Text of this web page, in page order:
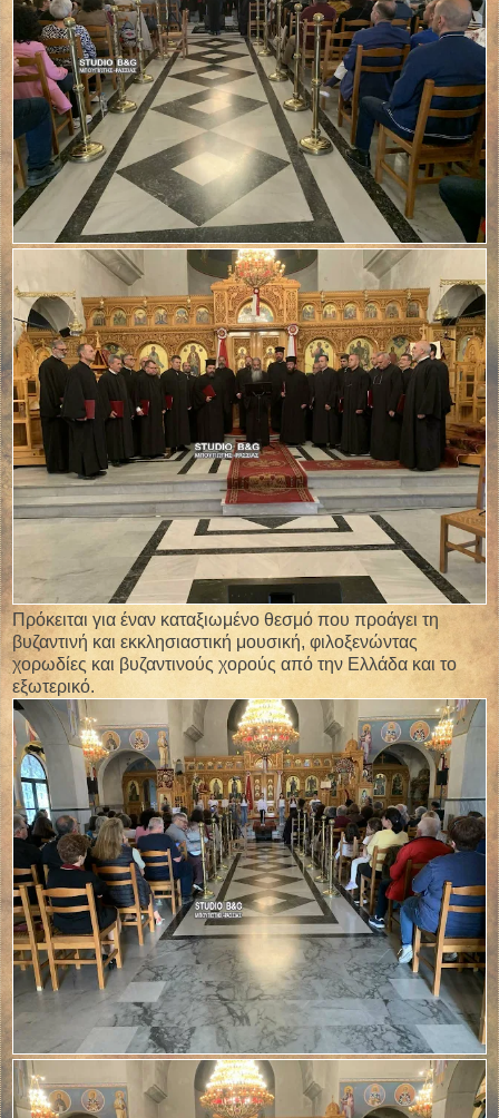
Πρόκειται για έναν καταξιωμένο θεσμό που προάγει τη
βυζαντινή και εκκλησιαστική μουσική, φιλοξενώντας
χορωδίες και βυζαντινούς χορούς από την Ελλάδα και το
εξωτερικό.